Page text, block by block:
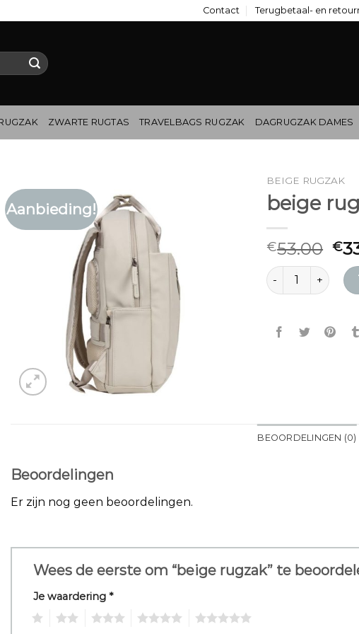
Contact Terugbetaal- en
ZWARTE RUGTAS TRAVELBAGS RUGZAK DAGRUGZAK DAMES
Aanbieding!
BEIGE RUGZAK
beige
€53.00 €
beige rugzak
BEOORDELINGEN (0)
Beoordelingen
Er zijn nog geen beoordelingen.
Wees de eerste om “beige rugzak” te
Je waardering *